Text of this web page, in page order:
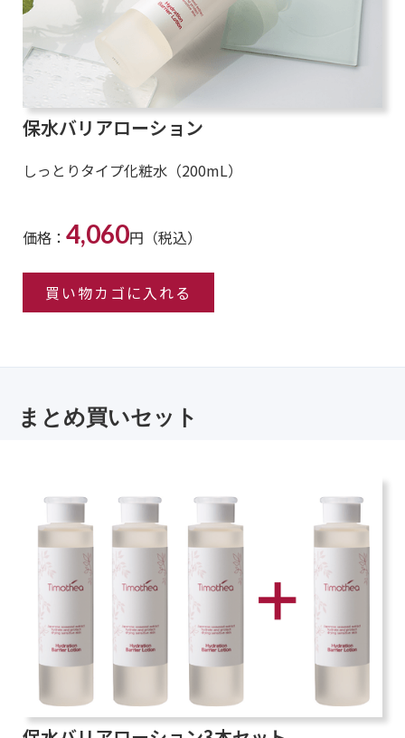
保水バリアローション
しっとりタイプ化粧水（200mL）
価格： 4,060円（税込）
買い物カゴに入れる
まとめ買いセット